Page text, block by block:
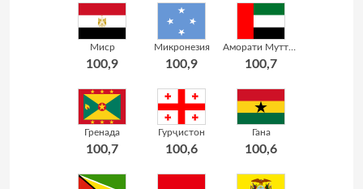
Миср
100,9
Микронезия
100,9 100,7
Гренада
100,7
Гурҷистон
100,6
Гана
100,6